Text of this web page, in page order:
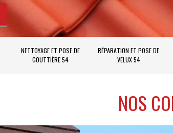
NETTOYAGE ET POSE DE
GOUTTIÈRE 54
RÉPARATION ET POSE DE
VELUX 54
NOS